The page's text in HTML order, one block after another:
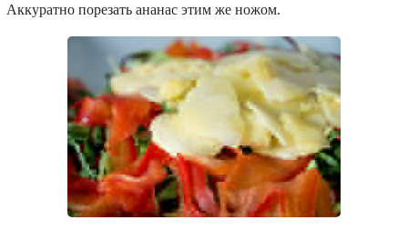
Аккуратно порезать ананас этим же ножом.